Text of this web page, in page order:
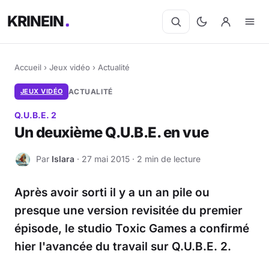
KRINEIN
Accueil › Jeux vidéo › Actualité
JEUX VIDÉO ACTUALITÉ
Q.U.B.E. 2
Un deuxième Q.U.B.E. en vue
I Par Islara · 27 mai 2015 · 2 min de lecture
Après avoir sorti il y a un an pile ou
presque une version revisitée du premier
épisode, le studio Toxic Games a confirmé
hier l'avancée du travail sur Q.U.B.E. 2.